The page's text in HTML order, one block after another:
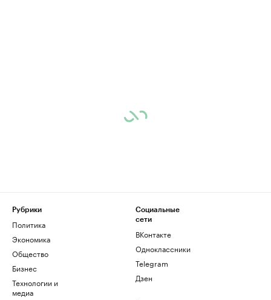
Рубрики
Политика
Экономика
Общество
Бизнес
Технологии и
медиа
Социальные
сети
ВКонтакте
Одноклассники
Telegram
Дзен